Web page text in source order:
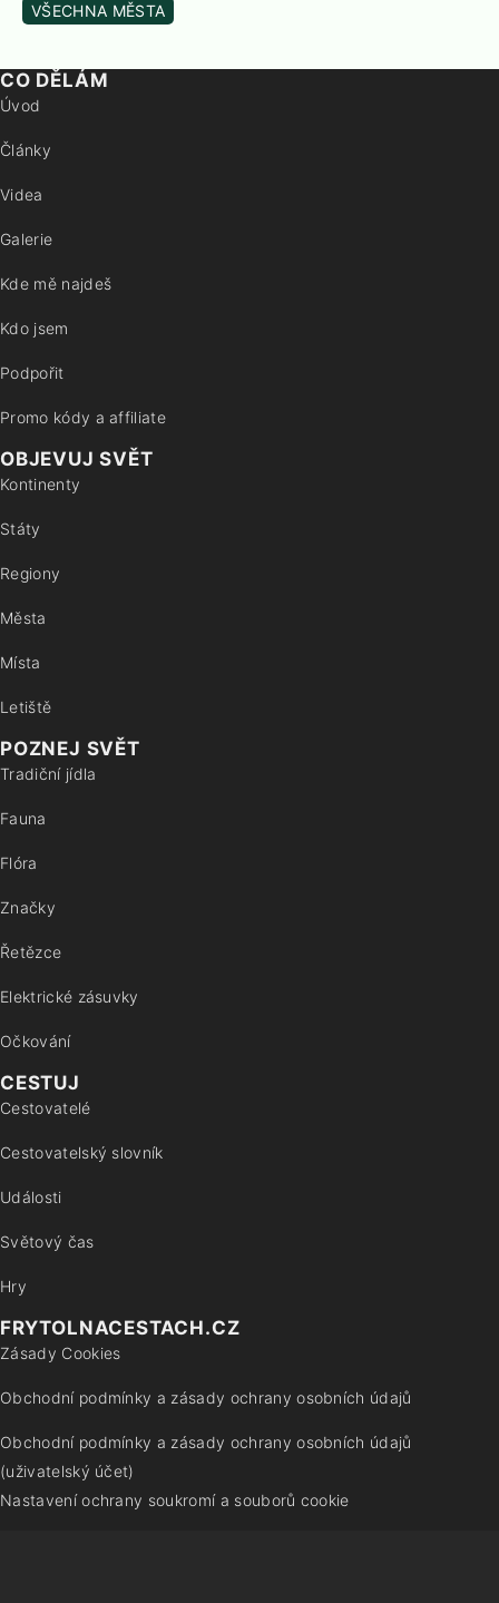
VŠECHNA MĚSTA
CO DĚLÁM
Úvod
Články
Videa
Galerie
Kde mě najdeš
Kdo jsem
Podpořit
Promo kódy a affiliate
OBJEVUJ SVĚT
Kontinenty
Státy
Regiony
Města
Místa
Letiště
POZNEJ SVĚT
Tradiční jídla
Fauna
Flóra
Značky
Řetězce
Elektrické zásuvky
Očkování
CESTUJ
Cestovatelé
Cestovatelský slovník
Události
Světový čas
Hry
FRYTOLNACESTACH.CZ
Zásady Cookies
Obchodní podmínky a zásady ochrany osobních údajů
Obchodní podmínky a zásady ochrany osobních údajů
(uživatelský účet)
Nastavení ochrany soukromí a souborů cookie